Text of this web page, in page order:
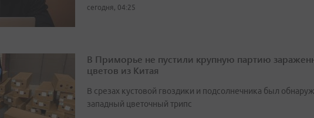
сегодня, 04:25
В Приморье не пустили крупную партию
цветов из Китая
В срезах кустовой гвоздики и подсолнечника был
западный цветочный трипс